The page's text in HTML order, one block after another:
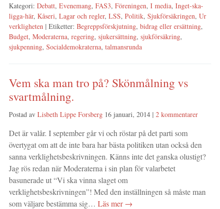
Kategori: Debatt, Evenemang, FAS3, Föreningen, I media, Inget-ska-
ligga-här, Kåseri, Lagar och regler, LSS, Politik, Sjukförsäkringen, Ur
verkligheten | Etiketter: Begreppsförskjutning, bidrag eller ersättning,
Budget, Moderaterna, regering, sjukersättning, sjukförsäkring,
sjukpenning, Socialdemokraterna, talmansrunda
Vem ska man tro på? Skönmålning vs
svartmålning.
Postad av Lisbeth Lippe Forsberg 16 januari, 2014| 2 kommentarer
Det är valår. I september går vi och röstar på det parti som
övertygat om att de inte bara har bästa politiken utan också den
sanna verklighetsbeskrivningen. Känns inte det ganska olustigt?
Jag rös redan när Moderaterna i sin plan för valarbetet
basunerade ut “Vi ska vinna slaget om
verklighetsbeskrivningen”! Med den inställningen så måste man
som väljare bestämma sig… Läs mer →